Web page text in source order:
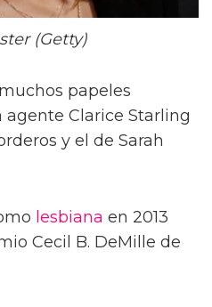
(Getty)
papeles
agente Clarice Starling
y el de Sarah
lesbiana en 2013
Cecil B. DeMille de